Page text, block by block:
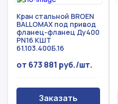
Кран стальной BROEN
BALLOMAX под привод
фланец-фланец Ду400
PN16 КШТ
61.103.400Б.16
от 673 881 руб./шт.
Заказать